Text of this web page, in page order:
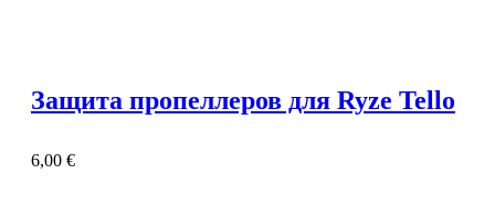
Защита пропеллеров для Ryze Tello
6,00 €